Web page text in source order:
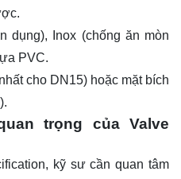
dụng), Inox (chống ăn mòn
PVC.
cho DN15) hoặc mặt bích
trọng của Valve
kỹ sư cần quan tâm